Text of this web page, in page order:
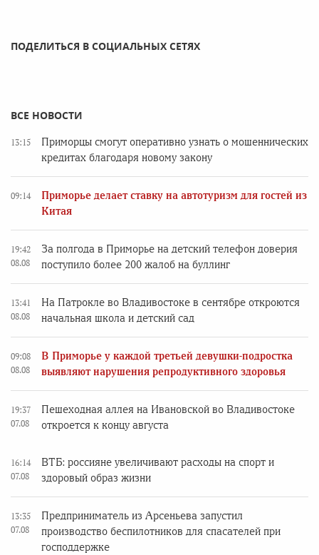
ПОДЕЛИТЬСЯ В СОЦИАЛЬНЫХ СЕТЯХ
ВСЕ НОВОСТИ
13:15
Приморцы смогут оперативно узнать о мошеннических
кредитах благодаря новому закону
09:14
Приморье делает ставку на автотуризм для гостей из
Китая
19:42
08.08
За полгода в Приморье на детский телефон доверия
поступило более 200 жалоб на буллинг
13:41
08.08
На Патрокле во Владивостоке в сентябре откроются
начальная школа и детский сад
09:08
08.08
В Приморье у каждой третьей девушки-подростка
выявляют нарушения репродуктивного здоровья
19:37
07.08
Пешеходная аллея на Ивановской во Владивостоке
откроется к концу августа
16:14
07.08
ВТБ: россияне увеличивают расходы на спорт и
здоровый образ жизни
13:35
07.08
Предприниматель из Арсеньева запустил
производство беспилотников для спасателей при
господдержке